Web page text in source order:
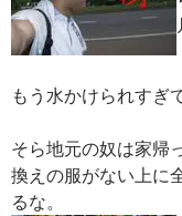
もう水かけられすぎ
そら地元の奴は家帰
換えの服がない上に
るな。